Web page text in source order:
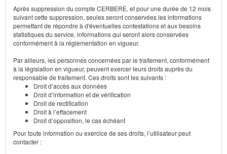
Après suppression du compte CERBERE, et pour une durée de 12 mois
suivant cette suppression, seules seront conservées les informations
permettant de répondre à d'éventuelles contestations et aux besoins
statistiques du service, informations qui seront alors conservées
conformément à la réglementation en vigueur.
Par ailleurs, les personnes concernées par le traitement, conformément
à la législation en vigueur, peuvent exercer leurs droits auprès du
responsable de traitement. Ces droits sont les suivants :
Droit d’accès aux données
Droit d’information et de vérification
Droit de rectification
Droit à l’effacement
Droit d’opposition, le cas échéant
Pour toute information ou exercice de ses droits, l’utilisateur peut
contacter :